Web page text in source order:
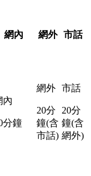
網內 網外 市話
內
分鐘
網外
20分
鐘(含
市話)
市話
20分
鐘(含
網外)